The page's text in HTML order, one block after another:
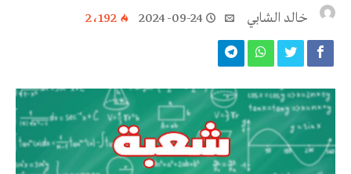
‬خالد ‬الشابي ‬ 2024-09-24 2٬192